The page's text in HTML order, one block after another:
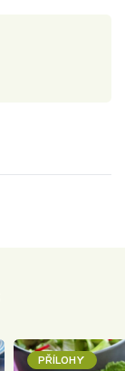
PŘÍLOHY